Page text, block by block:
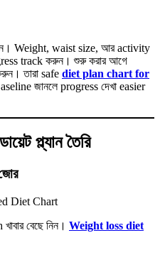
Weight, waist size, আর activity
track করুন। শুরু করার আগে
তারা safe diet plan chart for
জানলে progress দেখা easier
প্ল্যান তৈরি
বেছে নিন। Weight loss diet